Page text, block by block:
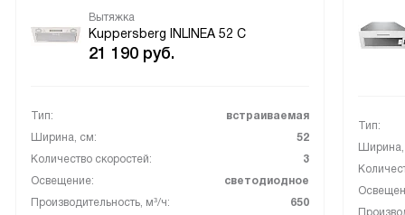
Вытяжка
Kuppersberg INLINEA 52 С
21 190 руб.
Тип:
встраиваемая
Ширина, см:
52
Количество скоростей:
3
Освещение:
светодиодное
Производительность, м³/ч:
650
Тип: